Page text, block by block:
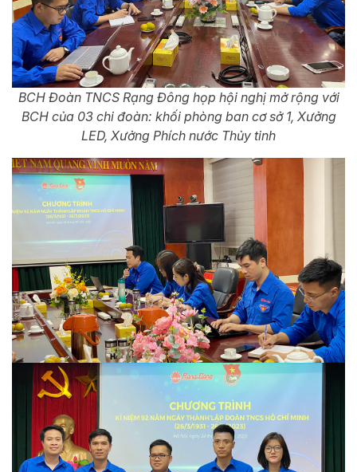
BCH Đoàn TNCS Rạng Đông họp hội nghị mở rộng với
BCH của 03 chi đoàn: khối phòng ban cơ sở 1, Xưởng
LED, Xưởng Phích nước Thủy tinh